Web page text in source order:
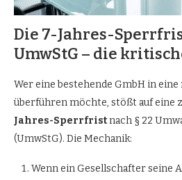
Die 7-Jahres-
UmwStG – die
Wer eine bestehende GmbH in
überführen möchte, stößt auf eine
Jahres-Sperrfristnach § 22
(UmwStG). Die Mechanik:
Wenn ein Gesellschafter seine